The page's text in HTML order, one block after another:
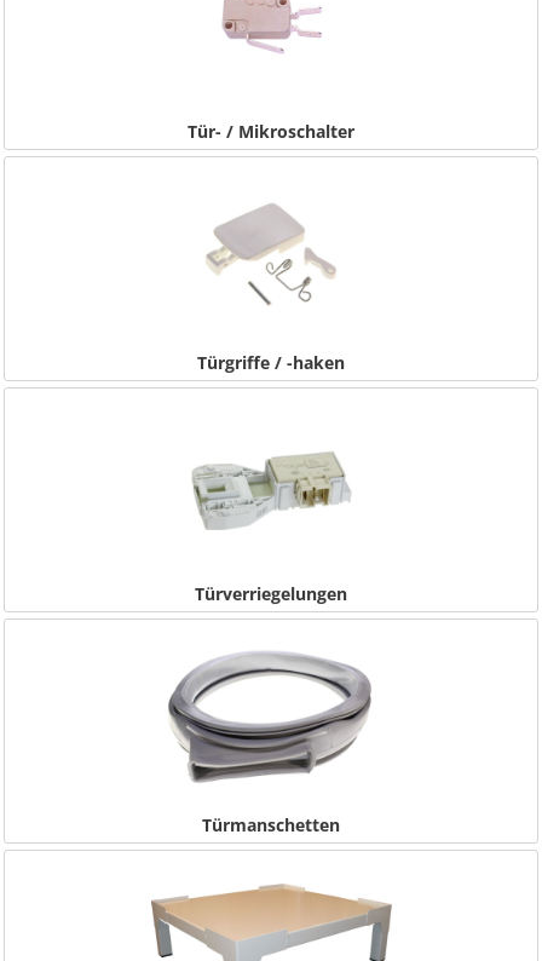
Tür- / Mikroschalter
Türgriffe / -haken
Türverriegelungen
Türmanschetten